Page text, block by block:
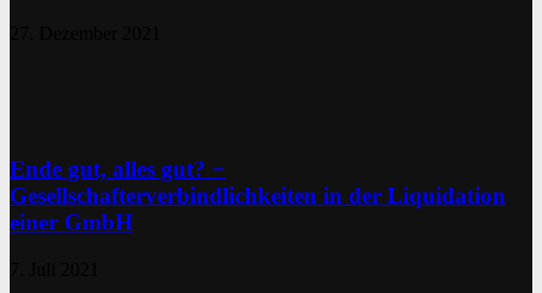
Ende gut, alles gut? −
Gesellschafterverbindlichkeiten in der Liquidation
einer GmbH